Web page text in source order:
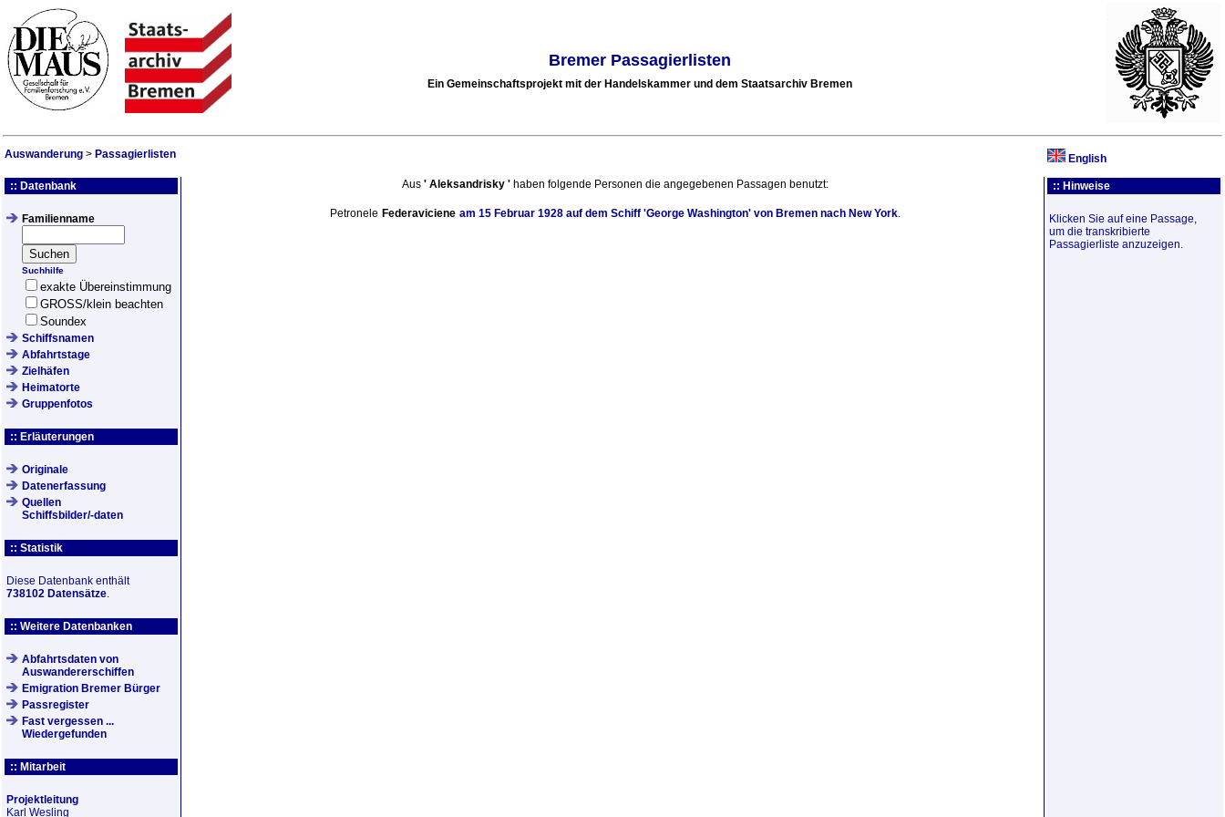
Bremer Passagierlisten
Ein Gemeinschaftsprojekt mit der Handelskammer und dem Staatsarchiv Bremen
Auswanderung > Passagierlisten English
:: Datenbank
Familienname
Suchhilfe
exakte Übereinstimmung
GROSS/klein beachten
Soundex
Schiffsnamen
Abfahrtstage
Zielhäfen
Heimatorte
Gruppenfotos
:: Erläuterungen
Originale
Datenerfassung
Quellen
Schiffsbilder/-daten
:: Statistik
Diese Datenbank enthält
738102 Datensätze.
:: Weitere Datenbanken
Abfahrtsdaten von
Auswandererschiffen
Emigration Bremer Bürger
Passregister
Fast vergessen ...
Wiedergefunden
:: Mitarbeit
Projektleitung
Karl Wesling
Aus ' Aleksandrisky'haben folgende Personen die angegebenen Passagen benutzt:
Petronele Federaviciene am 15 Februar 1928auf dem Schiff 'George Washington'von Bremennach New York.
:: Hinweise
Klicken Sie auf eine Passage,
um die transkribierte
Passagierliste anzuzeigen.